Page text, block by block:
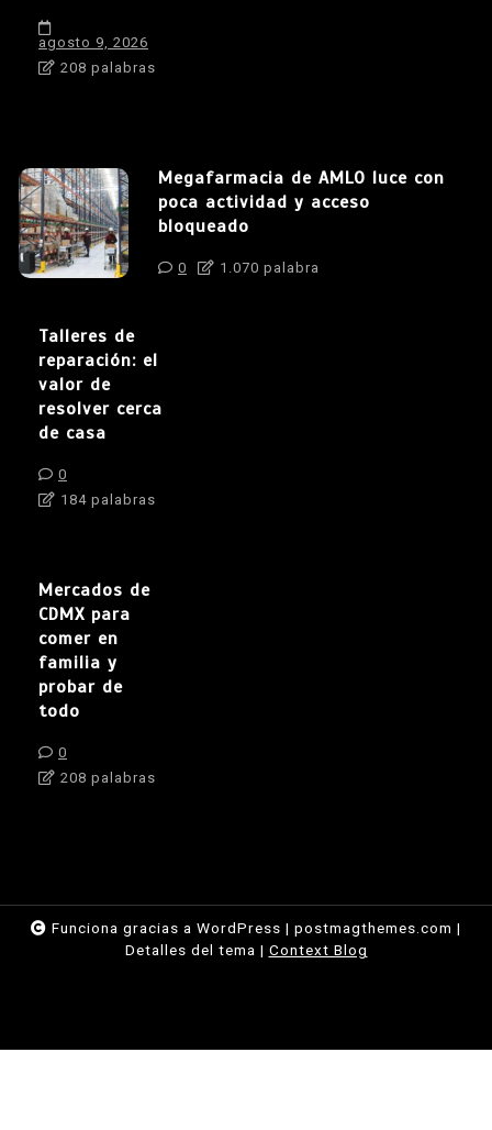
agosto 9, 2026
208 palabras
Megafarmacia de AMLO luce con
poca actividad y acceso
bloqueado
0 1.070 palabra
Talleres de
reparación: el
valor de
resolver cerca
de casa
0
184 palabras
Mercados de
CDMX para
comer en
familia y
probar de
todo
0
208 palabras
Funciona gracias a WordPress | postmagthemes.com |
Detalles del tema | Context Blog